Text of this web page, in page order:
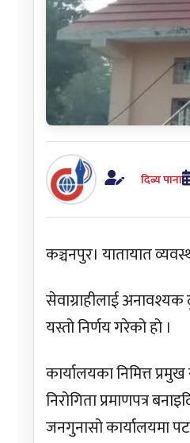
दिब्य पाना
कञ्चनपुर। यातायात
सेवाग्राहीलाई
यस्तो निर्णय गरेको हो ।
कार्यालयका निमित्त
निरोगिता प्रमाणपत्र
जनगुनासो कार्यालयमा